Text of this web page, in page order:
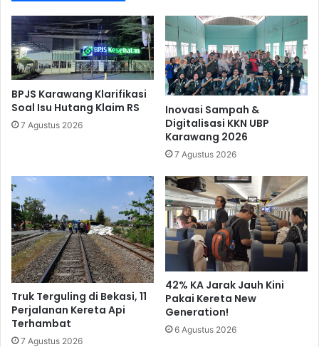
BPJS Karawang Klarifikasi
Soal Isu Hutang Klaim RS
7 Agustus 2026
Inovasi Sampah &
Digitalisasi KKN UBP
Karawang 2026
7 Agustus 2026
Truk Terguling di Bekasi, 11
Perjalanan Kereta Api
Terhambat
7 Agustus 2026
42% KA Jarak Jauh Kini
Pakai Kereta New
Generation!
6 Agustus 2026